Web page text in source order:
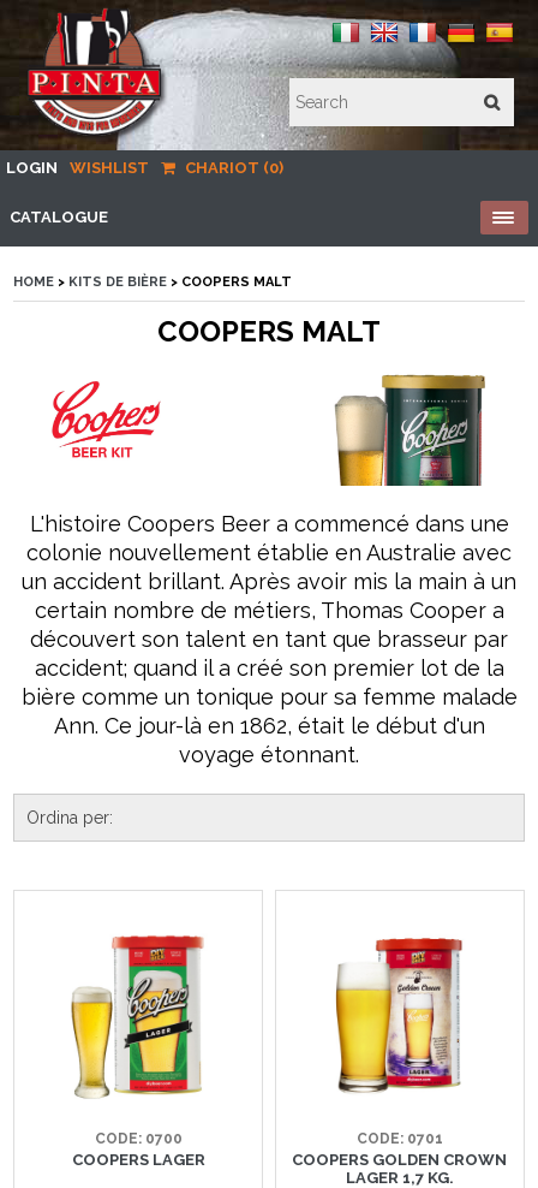
LOGIN WISHLIST CHARIOT (0)
CATALOGUE
HOME > KITS DE BIÈRE > COOPERS MALT
COOPERS MALT
L'histoire Coopers Beer a commencé dans une
colonie nouvellement établie en Australie avec
un accident brillant. Après avoir mis la main à un
certain nombre de métiers, Thomas Cooper a
découvert son talent en tant que brasseur par
accident; quand il a créé son premier lot de la
bière comme un tonique pour sa femme malade
Ann. Ce jour-là en 1862, était le début d'un
voyage étonnant.
CODE: 0700
COOPERS LAGER
CODE: 0701
COOPERS GOLDEN CROWN
LAGER 1,7 KG.